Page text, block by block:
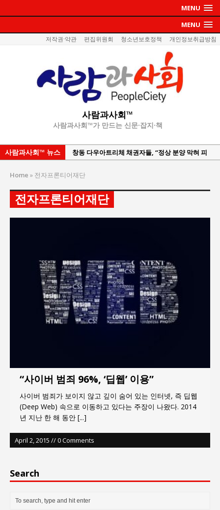
MENU
MENU
저작권·약관 편집위원회 청소년보호정책 개인정보취급방침
사람과사회™
사람과사회™가 만드는 신문·잡지·책
사람과사회™ 뉴스
창동 다우아트리체 채권자들, “정상 분양 막혀 피
이홍원 작가, 생활문화상품 4종 판매
통일 지향 2국가론: 한반도 평화의 새로운 길
강산건설 박재윤 강제추행 사건, 무엇이 문제인가?
서효석 충청향우회중앙회 총재 취임 논란 확산
지방의회 공약은 ‘빛 좋은 개살구’인가?
“7월 1일 의장 선출은 ‘위법’이다”
창동 다우아트리체 ‘3년의 멈춤’…채권자들이 강산
건설로 간 이유는?
Home » 전자프론티어재단
전자프론티어재단
“사이버 범죄 96%, ‘딥웹’ 이용”
사이버 범죄가 보이지 않고 깊이 숨어 있는 인터넷, 즉 딥웹
(Deep Web) 속으로 이동하고 있다는 주장이 나왔다. 2014
년 지난 한 해 동안 [...]
April 2, 2015 // 0 Comments
Search